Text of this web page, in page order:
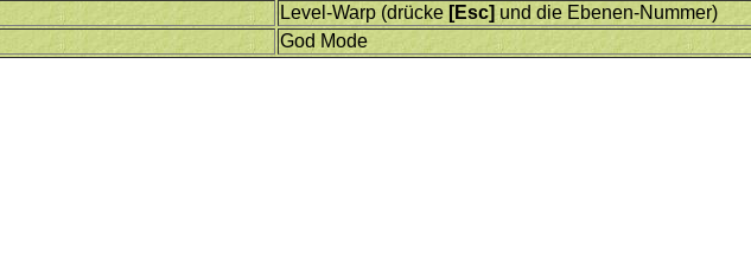
Level-Warp (drücke [Esc] und die Ebenen-Nummer)
God Mode